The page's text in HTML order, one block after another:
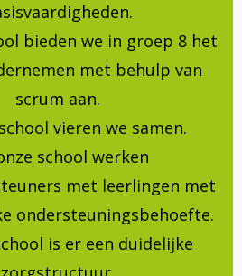
bieden we in groep 8 het
met behulp van
scrum aan.
vieren we samen.
school werken
met leerlingen met
ondersteuningsbehoefte.
is er een duidelijke